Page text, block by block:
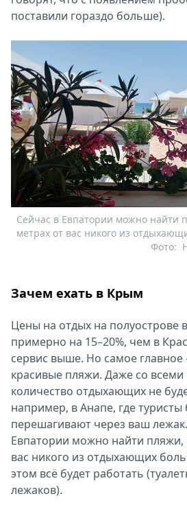
поставили гораздо больше).
Сейчас в Евпатории можно найти
метрах от вас никого из
Фото:
Зачем ехать в Крым
Цены на отдых на полуострове
примерно на 15–20%, чем в
сервис выше. Но самое главное
красивые пляжи. Даже со
количество отдыхающих не
например, в Анапе, где туристы
перешагивают через ваш
Евпатории можно найти пляжи,
вас никого из отдыхающих
этом всё будет работать
лежаков).